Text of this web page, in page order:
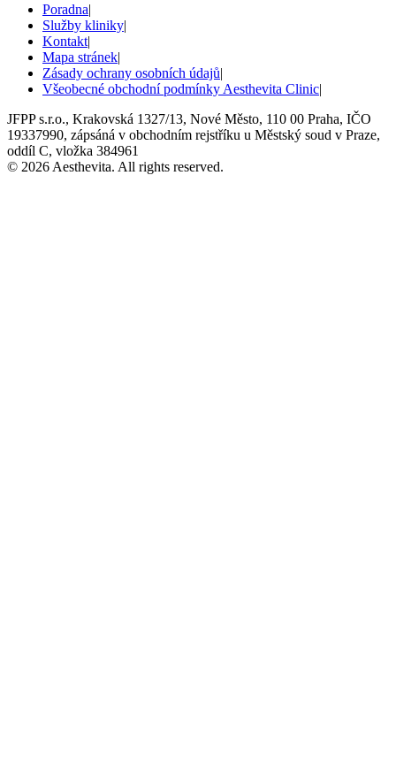
Poradna|
Služby kliniky|
Kontakt|
Mapa stránek|
Zásady ochrany osobních údajů|
Všeobecné obchodní podmínky Aesthevita Clinic|
JFPP s.r.o., Krakovská 1327/13, Nové Město, 110 00 Praha, IČO
19337990, zápsáná v obchodním rejstříku u Městský soud v Praze,
oddíl C, vložka 384961
© 2026 Aesthevita. All rights reserved.